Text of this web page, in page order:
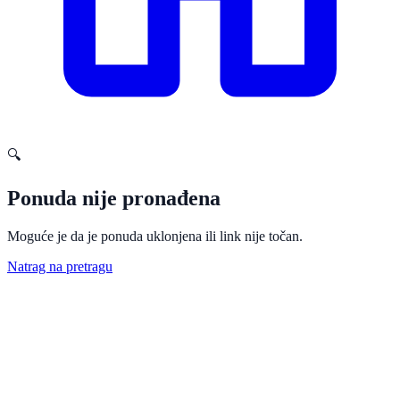
🔍
Ponuda nije pronađena
Moguće je da je ponuda uklonjena ili link nije točan.
Natrag na pretragu